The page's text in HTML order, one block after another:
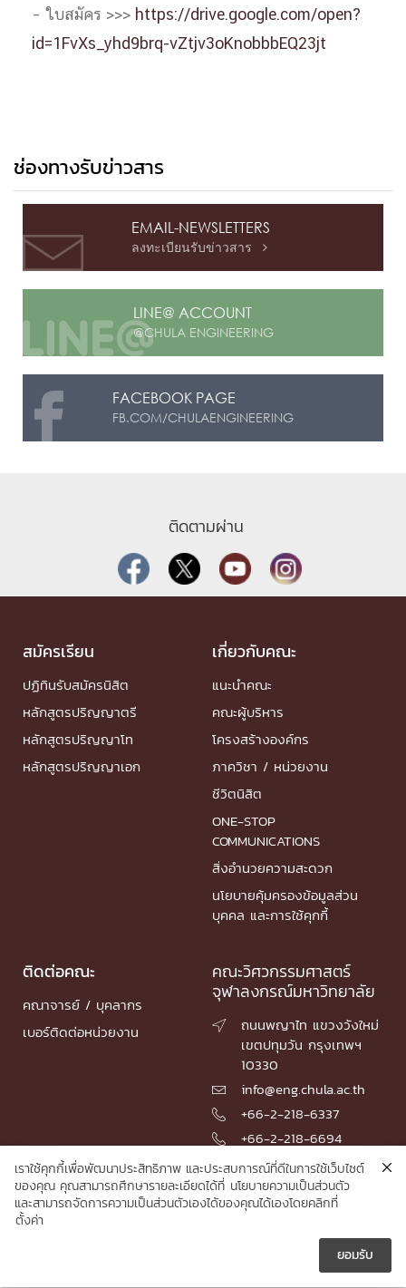

– ใบสมัคร >>>https://drive.google.com/open?
id=1FvXs_yhd9brq-vZtjv3oKnobbbEQ23jt
ช่องทางรับข่าวสาร
EMAIL-NEWSLETTERS
ลงทะเบียนรับข่าวสาร 
LINE@ ACCOUNT
@CHULA ENGINEERING
FACEBOOK PAGE
FB.COM/CHULAENGINEERING
ติดตามผ่าน
สมัครเรียน
ปฏิทินรับสมัครนิสิต
หลักสูตรปริญญาตรี
หลักสูตรปริญญาโท
หลักสูตรปริญญาเอก
เกี่ยวกับคณะ
แนะนำคณะ
คณะผู้บริหาร
โครงสร้างองค์กร
ภาควิชา / หน่วยงาน
ชีวิตนิสิต
ONE-STOP
COMMUNICATIONS
สิ่งอำนวยความสะดวก
นโยบายคุ้มครองข้อมูลส่วน
บุคคล และการใช้คุกกี้
ติดต่อคณะ
คณาจารย์ / บุคลากร
เบอร์ติดต่อหน่วยงาน
คณะวิศวกรรมศาสตร์
จุฬาลงกรณ์มหาวิทยาลัย

ถนนพญาไท แขวงวังใหม่
เขตปทุมวัน กรุงเทพฯ
10330
 info@eng.chula.ac.th
 +66-2-218-6337
 +66-2-218-6694
© 2026 Faculty of Engineering, Chulalongkorn University
เราใช้คุกกี้เพื่อพัฒนาประสิทธิภาพ และประสบการณ์ที่ดีในการใช้เว็บไซต์
ของคุณ คุณสามารถศึกษารายละเอียดได้ที่ นโยบายความเป็นส่วนตัว
และสามารถจัดการความเป็นส่วนตัวเองได้ของคุณได้เองโดยคลิกที่
ตั้งค่า
ยอมรับ